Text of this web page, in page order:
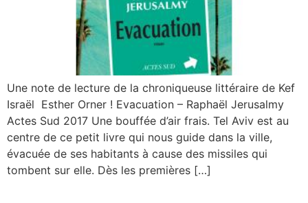
Une note de lecture de la chroniqueuse littéraire de Kef
Israël Esther Orner ! Evacuation – Raphaël Jerusalmy
Actes Sud 2017 Une bouffée d’air frais. Tel Aviv est au
centre de ce petit livre qui nous guide dans la ville,
évacuée de ses habitants à cause des missiles qui
tombent sur elle. Dès les premières […]